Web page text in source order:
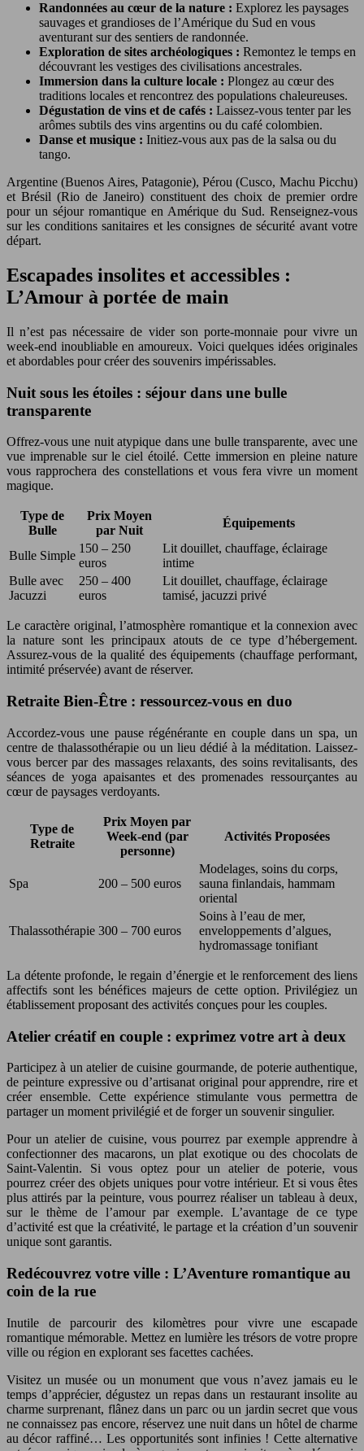
Randonnées au cœur de la nature : Explorez les paysages
sauvages et grandioses de l’Amérique du Sud en vous
aventurant sur des sentiers de randonnée.
Exploration de sites archéologiques : Remontez le temps en
découvrant les vestiges des civilisations ancestrales.
Immersion dans la culture locale : Plongez au cœur des
traditions locales et rencontrez des populations chaleureuses.
Dégustation de vins et de cafés : Laissez-vous tenter par les
arômes subtils des vins argentins ou du café colombien.
Danse et musique : Initiez-vous aux pas de la salsa ou du
tango.
Argentine (Buenos Aires, Patagonie), Pérou (Cusco, Machu Picchu)
et Brésil (Rio de Janeiro) constituent des choix de premier ordre
pour un séjour romantique en Amérique du Sud. Renseignez-vous
sur les conditions sanitaires et les consignes de sécurité avant votre
départ.
Escapades insolites et accessibles :
L’Amour à portée de main
Il n’est pas nécessaire de vider son porte-monnaie pour vivre un
week-end inoubliable en amoureux. Voici quelques idées originales
et abordables pour créer des souvenirs impérissables.
Nuit sous les étoiles : séjour dans une bulle
transparente
Offrez-vous une nuit atypique dans une bulle transparente, avec une
vue imprenable sur le ciel étoilé. Cette immersion en pleine nature
vous rapprochera des constellations et vous fera vivre un moment
magique.
Type de
Bulle
Prix Moyen
par Nuit
Équipements
Bulle Simple
150 – 250
euros
Lit douillet, chauffage, éclairage
intime
Bulle avec
Jacuzzi
250 – 400
euros
Lit douillet, chauffage, éclairage
tamisé, jacuzzi privé
Le caractère original, l’atmosphère romantique et la connexion avec
la nature sont les principaux atouts de ce type d’hébergement.
Assurez-vous de la qualité des équipements (chauffage performant,
intimité préservée) avant de réserver.
Retraite Bien-Être : ressourcez-vous en duo
Accordez-vous une pause régénérante en couple dans un spa, un
centre de thalassothérapie ou un lieu dédié à la méditation. Laissez-
vous bercer par des massages relaxants, des soins revitalisants, des
séances de yoga apaisantes et des promenades ressourçantes au
cœur de paysages verdoyants.
Type de
Retraite
Prix Moyen par
Week-end (par
personne)
Activités Proposées
Spa 200 – 500 euros
Modelages, soins du corps,
sauna finlandais, hammam
oriental
Thalassothérapie 300 – 700 euros
Soins à l’eau de mer,
enveloppements d’algues,
hydromassage tonifiant
La détente profonde, le regain d’énergie et le renforcement des liens
affectifs sont les bénéfices majeurs de cette option. Privilégiez un
établissement proposant des activités conçues pour les couples.
Atelier créatif en couple : exprimez votre art à deux
Participez à un atelier de cuisine gourmande, de poterie authentique,
de peinture expressive ou d’artisanat original pour apprendre, rire et
créer ensemble. Cette expérience stimulante vous permettra de
partager un moment privilégié et de forger un souvenir singulier.
Pour un atelier de cuisine, vous pourrez par exemple apprendre à
confectionner des macarons, un plat exotique ou des chocolats de
Saint-Valentin. Si vous optez pour un atelier de poterie, vous
pourrez créer des objets uniques pour votre intérieur. Et si vous êtes
plus attirés par la peinture, vous pourrez réaliser un tableau à deux,
sur le thème de l’amour par exemple. L’avantage de ce type
d’activité est que la créativité, le partage et la création d’un souvenir
unique sont garantis.
Redécouvrez votre ville : L’Aventure romantique au
coin de la rue
Inutile de parcourir des kilomètres pour vivre une escapade
romantique mémorable. Mettez en lumière les trésors de votre propre
ville ou région en explorant ses facettes cachées.
Visitez un musée ou un monument que vous n’avez jamais eu le
temps d’apprécier, dégustez un repas dans un restaurant insolite au
charme surprenant, flânez dans un parc ou un jardin secret que vous
ne connaissez pas encore, réservez une nuit dans un hôtel de charme
au décor raffiné… Les opportunités sont infinies ! Cette alternative